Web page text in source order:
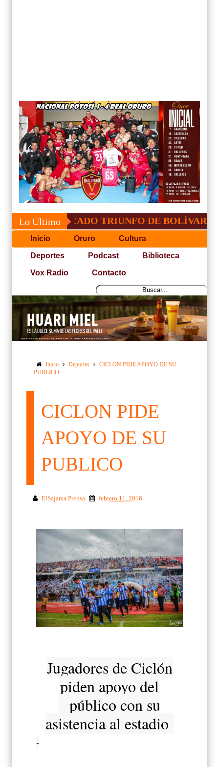
Lo Último TRIUNFO DE BOLÍVAR ANTE
Inicio Oruro Cultura
Deportes Podcast Biblioteca
Vox Radio Contacto
Inicio Deportes
CICLON PIDE APOYO DE SU
PUBLICO
CICLON PIDE
APOYO DE SU
PUBLICO
ElSajama Prensa febrero 11, 2016
Jugadores de Ciclón
piden apoyo del
público con su
asistencia al estadio
-